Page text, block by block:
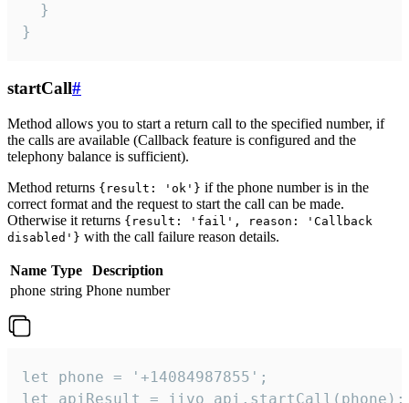
  }
}
startCall#
Method allows you to start a return call to the specified number, if
the calls are available (Callback feature is configured and the
telephony balance is sufficient).
Method returns {result: 'ok'} if the phone number is in the
correct format and the request to start the call can be made.
Otherwise it returns {result: 'fail', reason: 'Callback
disabled'} with the call failure reason details.
Name Type
Description
phone string Phone number
let phone = '+14084987855';
let apiResult = jivo_api.startCall(phone);